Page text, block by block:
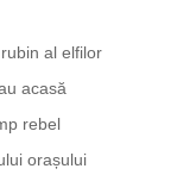
al elfilor
acasă
rebel
orașului